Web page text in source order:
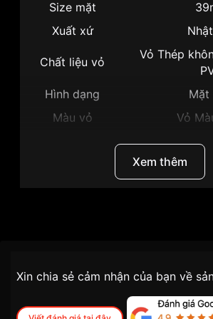
Size mặt
Xuất xứ
Chất liệu vỏ
Vỏ Thép
Hình dạng
Mặt
Màu vỏ
Vỏ
Sang
Lịch ngày,
Xem thêm
Đối tượng sử dụng Nam
nhanh chóng – minh bạch
Xin chia sẻ cảm nhận của bạn về